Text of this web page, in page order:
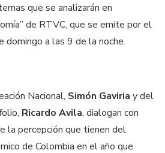
que se analizarán en
de RTVC, que se emite por el
domingo a las 9 de la noche.
Nacional, Simón Gaviria y del
Ricardo Avila, dialogan con
la percepción que tienen del
de Colombia en el año que